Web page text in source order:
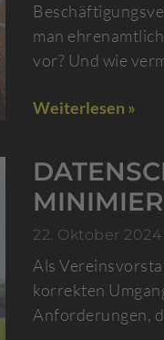
man
vor? Und wie
Weiterlesen »
22. Oktober 2024
Als
korrekten
Anforderungen,